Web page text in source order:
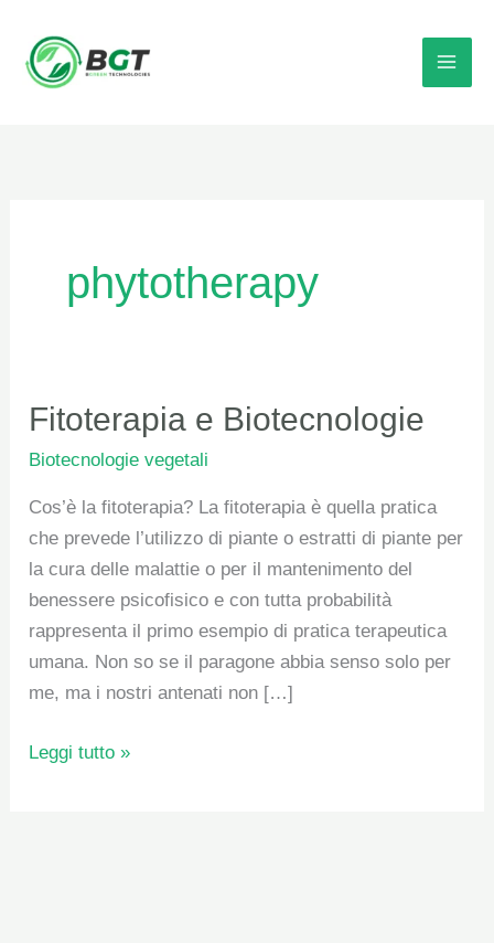
contenuto
phytotherapy
Fitoterapia e Biotecnologie
Biotecnologie vegetali
Cos’è la fitoterapia? La fitoterapia è quella pratica
che prevede l’utilizzo di piante o estratti di piante per
la cura delle malattie o per il mantenimento del
benessere psicofisico e con tutta probabilità
rappresenta il primo esempio di pratica terapeutica
umana. Non so se il paragone abbia senso solo per
me, ma i nostri antenati non […]
Fitoterapia
Biotecnologie
Leggi tutto »